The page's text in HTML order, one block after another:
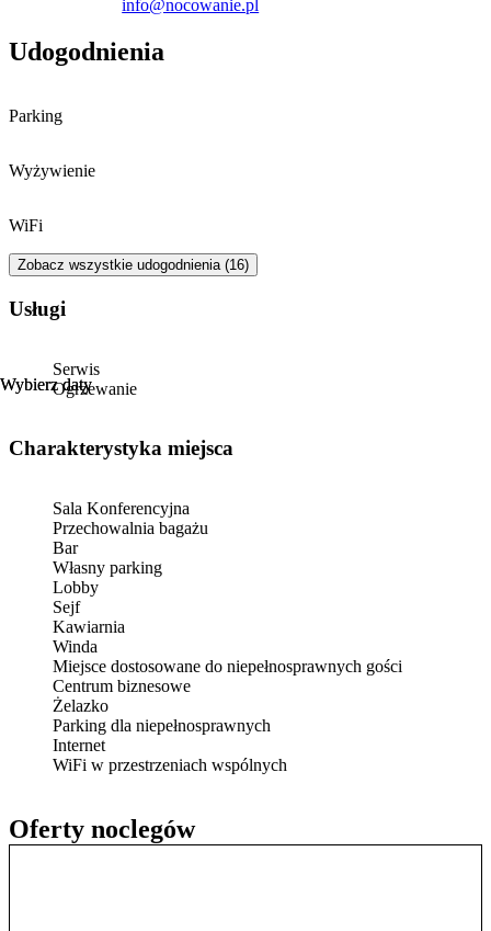
kończy o 12:00 w dniu wyjazdu.
info@nocowanie.pl
Wybierz daty
Oferty noclegów
Wybierz daty
Udogodnienia
Parking
Wyżywienie
WiFi
Zobacz wszystkie udogodnienia (16)
Usługi
Serwis
Ogrzewanie
Charakterystyka miejsca
Sala Konferencyjna
Przechowalnia bagażu
Bar
Własny parking
Lobby
Sejf
Kawiarnia
Winda
Miejsce dostosowane do niepełnosprawnych gości
Centrum biznesowe
Żelazko
Parking dla niepełnosprawnych
Internet
WiFi w przestrzeniach wspólnych